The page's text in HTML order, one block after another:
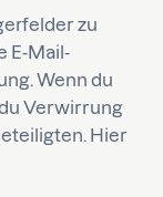
zu
E-Mail-
Wenn du
Verwirrung
Hier